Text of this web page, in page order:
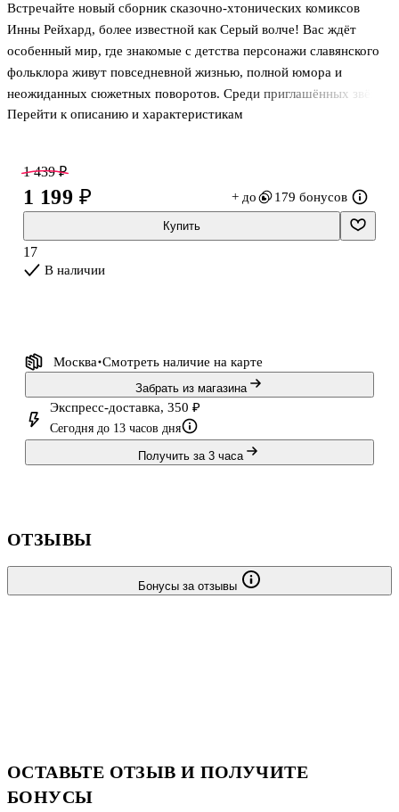
Встречайте новый сборник сказочно-хтонических комиксов
Инны Рейхард, более известной как Серый волче! Вас ждёт
особенный мир, где знакомые с детства персонажи славянского
фольклора живут повседневной жизнью, полной юмора и
неожиданных сюжетных поворотов. Среди приглашённых звёзд:
Баба Яга и Кощей Бессмертный, русалка и леший, богатыри и
Перейти к описанию и характеристикам
1 439 ₽
1 199 ₽ + до 179 бонусов
Купить
17
В наличии
Москва Смотреть наличие на карте
Забрать из магазина
Экспресс-доставка, 350 ₽
Сегодня до 13 часов дня
Получить за 3 часа
ОТЗЫВЫ
Бонусы за отзывы
ОСТАВЬТЕ ОТЗЫВ И ПОЛУЧИТЕ
БОНУСЫ